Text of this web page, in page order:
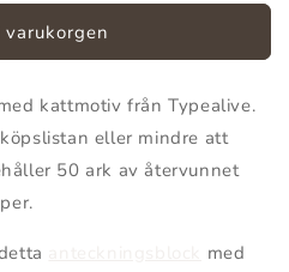
varukorgen
kattmotiv från Typealive.
eller mindre att
50 ark av återvunnet
med